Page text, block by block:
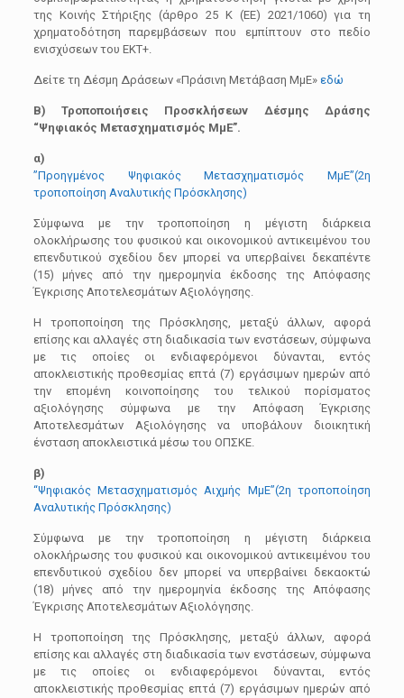
της Κοινής Στήριξης (άρθρο 25 Κ (ΕΕ) 2021/1060) για τη
χρηματοδότηση παρεμβάσεων που εμπίπτουν στο πεδίο
ενισχύσεων του ΕΚΤ+.
Δείτε τη Δέσμη Δράσεων «Πράσινη Μετάβαση ΜμΕ» εδώ
Β)
Τροποποιήσεις Προσκλήσεων Δέσμης Δράσης
“Ψηφιακός Μετασχηματισμός ΜμΕ”.
α)
”Προηγμένος Ψηφιακός Μετασχηματισμός ΜμΕ”(2η
τροποποίηση Αναλυτικής Πρόσκλησης)
Σύμφωνα με την τροποποίηση η μέγιστη διάρκεια
ολοκλήρωσης του φυσικού και οικονομικού αντικειμένου του
επενδυτικού σχεδίου δεν μπορεί να υπερβαίνει δεκαπέντε
(15) μήνες από την ημερομηνία έκδοσης της Απόφασης
Έγκρισης Αποτελεσμάτων Αξιολόγησης.
Η τροποποίηση της Πρόσκλησης, μεταξύ άλλων, αφορά
επίσης και αλλαγές στη διαδικασία των ενστάσεων, σύμφωνα
με τις οποίες οι ενδιαφερόμενοι δύνανται, εντός
αποκλειστικής προθεσμίας επτά (7) εργάσιμων ημερών από
την επομένη κοινοποίησης του τελικού πορίσματος
αξιολόγησης σύμφωνα με την Απόφαση Έγκρισης
Αποτελεσμάτων Αξιολόγησης να υποβάλουν διοικητική
ένσταση αποκλειστικά μέσω του ΟΠΣΚΕ.
β)
“Ψηφιακός Μετασχηματισμός Αιχμής ΜμΕ”(2η τροποποίηση
Αναλυτικής Πρόσκλησης)
Σύμφωνα με την τροποποίηση η μέγιστη διάρκεια
ολοκλήρωσης του φυσικού και οικονομικού αντικειμένου του
επενδυτικού σχεδίου δεν μπορεί να υπερβαίνει δεκαοκτώ
(18) μήνες από την ημερομηνία έκδοσης της Απόφασης
Έγκρισης Αποτελεσμάτων Αξιολόγησης.
Η τροποποίηση της Πρόσκλησης, μεταξύ άλλων, αφορά
επίσης και αλλαγές στη διαδικασία των ενστάσεων, σύμφωνα
με τις οποίες οι ενδιαφερόμενοι δύνανται, εντός
αποκλειστικής προθεσμίας επτά (7) εργάσιμων ημερών από